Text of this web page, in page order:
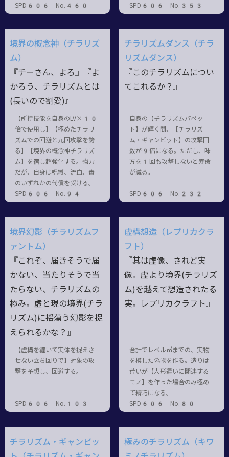
SPD606 No.460
SPD606 No.353
境界の概念神（チラリズ
ム）
『チーさん、よろ』『よ
かろう、チラリズムとは
(長いので割愛)』
【所持技能を自身のLV×10
倍で使用し】【極めたチラリ
ズムでの回避と九回攻撃を誇
る】【境界の概念神チラリズ
ム】を宿し超強化する。強力
だが、自身は呪縛、流血、毒
のいずれかの代償を受ける。
SPD606 No.94
チラリズムダンス（チラ
リズムダンス）
『このチラリズムについ
てこれるか？』
自身の【チラリズムパペッ
ト】が輝く間、【チラリズ
ム・ギャンビット】の攻撃回
数が9倍になる。ただし、味
方を1回も攻撃しないと寿命
が減る。
SPD606 No.232
境界幻影（チラリズムフ
ァントム）
『これぞ、届きそうで届
かない、当たりそうで当
たらない、チラリズムの
極み。虚と現の境界(チラ
リズム)に揺蕩う幻影を捉
えられるかな？』
【虚構を纏いて実体を捉えさ
せない立ち回りで】対象の攻
撃を予想し、回避する。
SPD606 No.103
虚構想造（レプリカクラ
フト）
『其は虚像、されど実
像。虚より境界(チラリズ
ム)を越えて想造されたる
実。レプリカクラフト』
合計でレベル㎥までの、実物
を模した偽物を作る。造りは
荒いが【人形遣いに関連する
モノ】を作った場合のみ極め
て精巧になる。
SPD606 No.80
チラリズム・ギャンビッ
極みのチラリズム（キワ